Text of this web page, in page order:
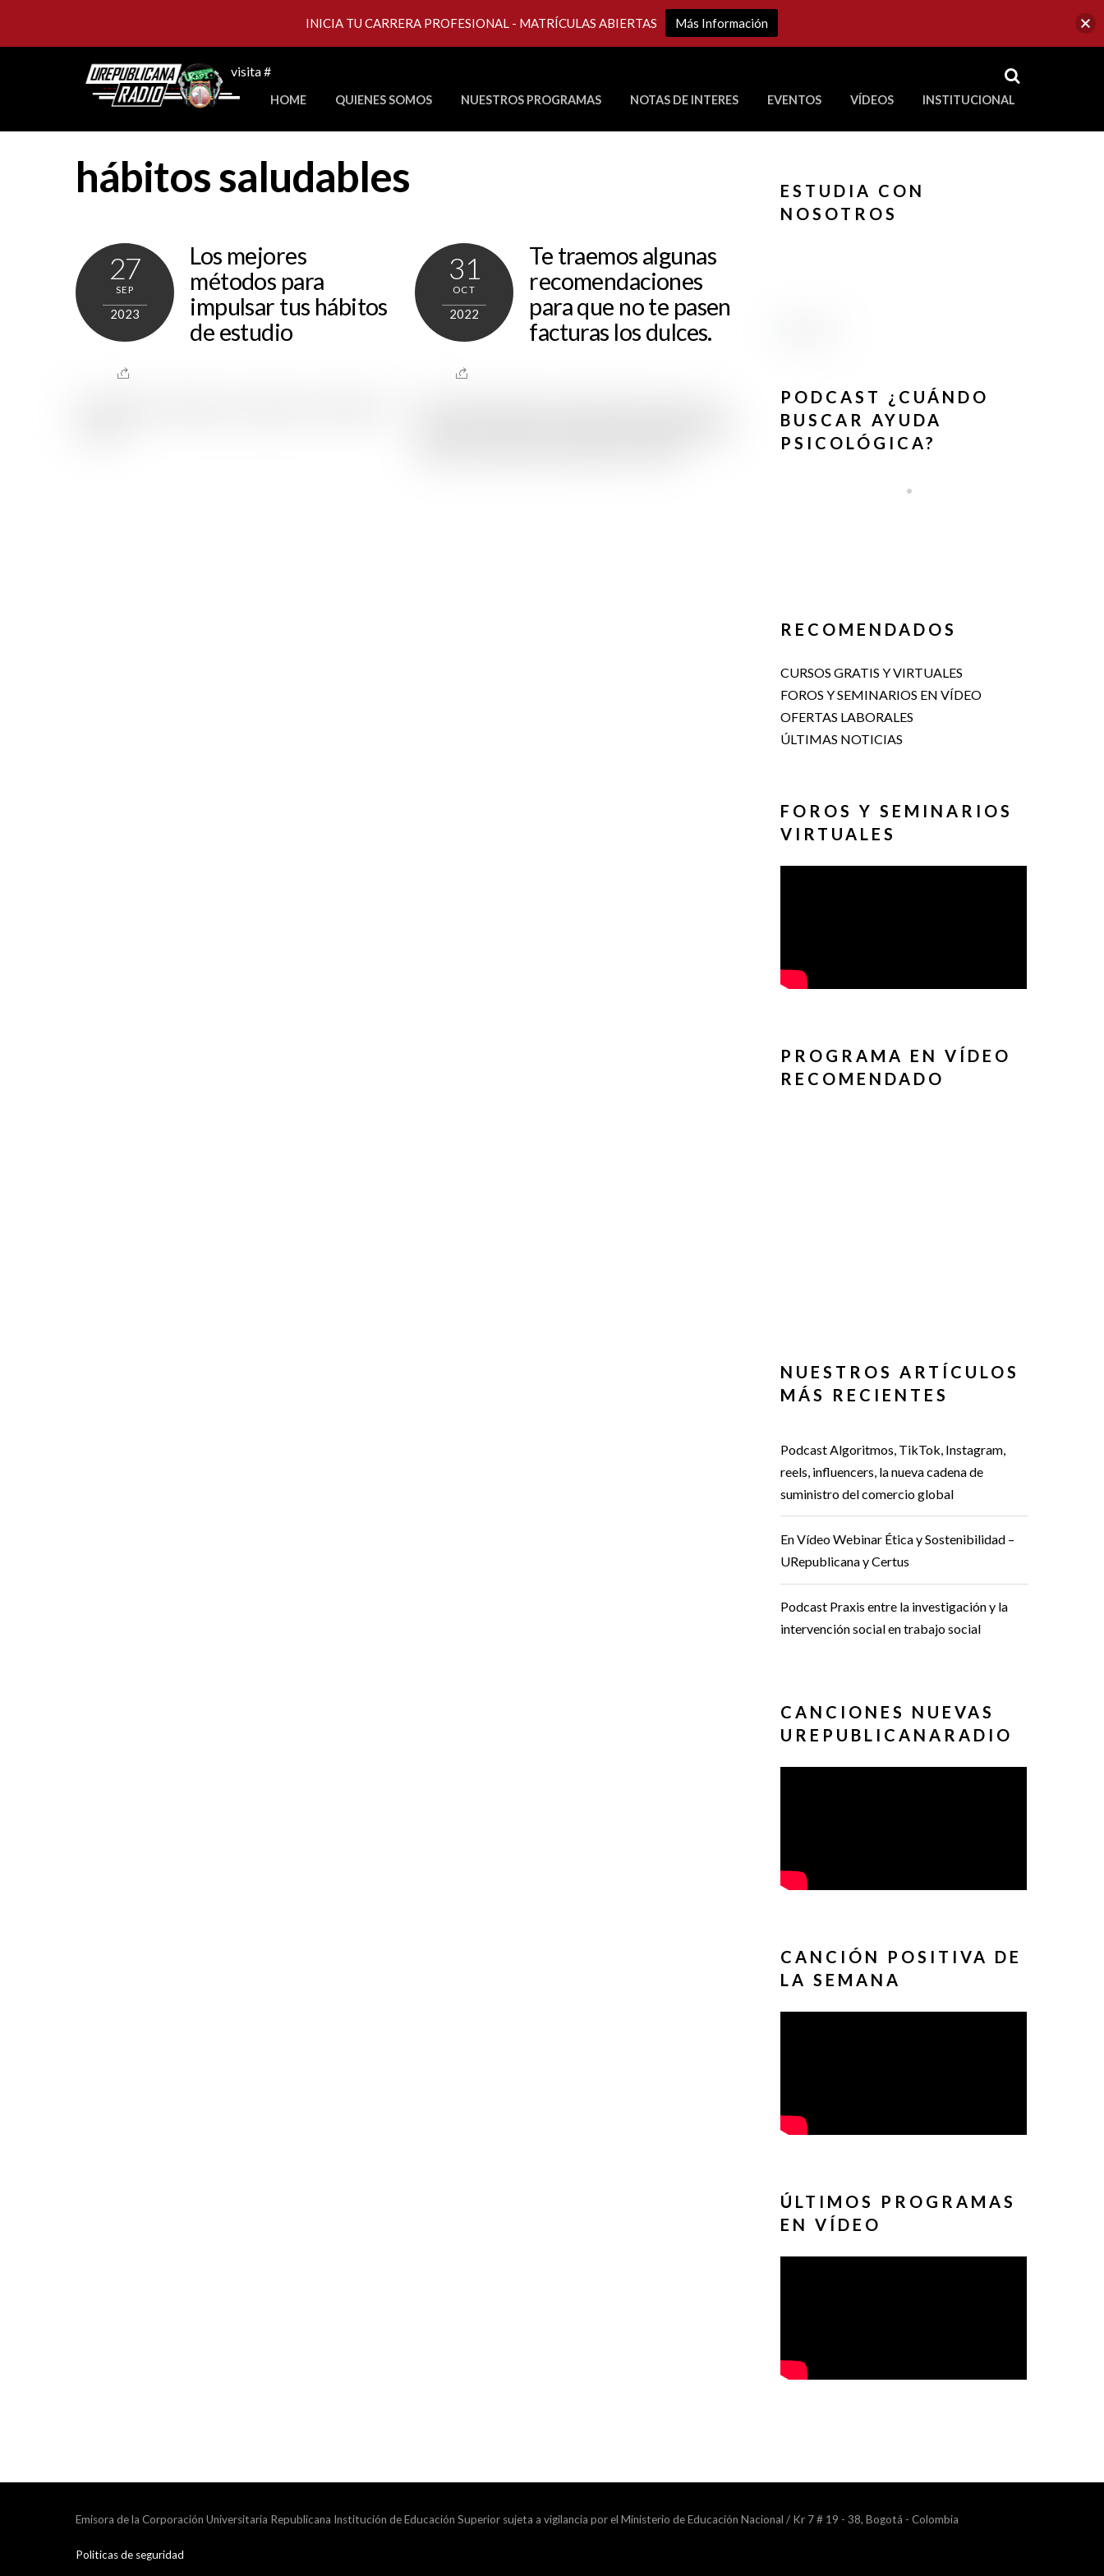
visita # RSS
HOME QUIENES SOMOS NUESTROS PROGRAMAS NOTAS DE INTERES EVENTOS VÍDEOS INSTITUCIONAL
hábitos saludables
27
SEP
2023
Los mejores
métodos para
impulsar tus hábitos
de estudio
31
OCT
2022
Te traemos algunas
recomendaciones
para que no te pasen
facturas los dulces.
ESTUDIA CON
NOSOTROS
PODCAST ¿CUÁNDO
BUSCAR AYUDA
PSICOLÓGICA?
RECOMENDADOS
CURSOS GRATIS Y VIRTUALES
FOROS Y SEMINARIOS EN VÍDEO
OFERTAS LABORALES
ÚLTIMAS NOTICIAS
FOROS Y SEMINARIOS
VIRTUALES
PROGRAMA EN VÍDEO
RECOMENDADO
NUESTROS ARTÍCULOS
MÁS RECIENTES
Podcast Algoritmos, TikTok, Instagram,
reels, influencers, la nueva cadena de
suministro del comercio global
En Vídeo Webinar Ética y Sostenibilidad –
URepublicana y Certus
Podcast Praxis entre la investigación y la
intervención social en trabajo social
CANCIONES NUEVAS
UREPUBLICANARADIO
CANCIÓN POSITIVA DE
LA SEMANA
ÚLTIMOS PROGRAMAS
EN VÍDEO
Emisora de la Corporación Universitaria Republicana Institución de Educación Superior sujeta a vigilancia por el Ministerio de Educación Nacional / Kr 7 # 19 - 38, Bogotá - Colombia
Politicas de seguridad
INICIA TU CARRERA PROFESIONAL - MATRÍCULAS ABIERTAS Más Información